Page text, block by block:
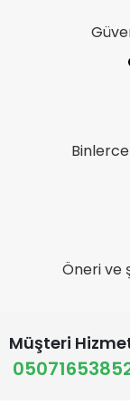
Öneri ve
Müşteri